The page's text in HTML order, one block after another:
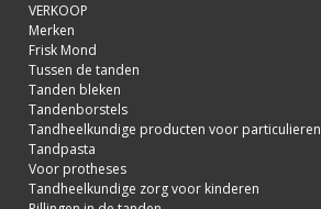
VERKOOP
Merken
Frisk Mond
Tussen de tanden
Tanden bleken
Tandenborstels
Tandheelkundige producten voor particulieren
Tandpasta
Voor protheses
Tandheelkundige zorg voor kinderen